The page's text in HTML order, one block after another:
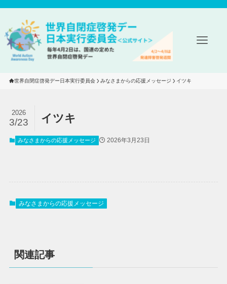
世界自閉症啓発デー日本実行委員会 みなさまからの応援メッセージ イツキ
イツキ
2026
3/23
みなさまからの応援メッセージ 2026年3月23日
みなさまからの応援メッセージ
関連記事